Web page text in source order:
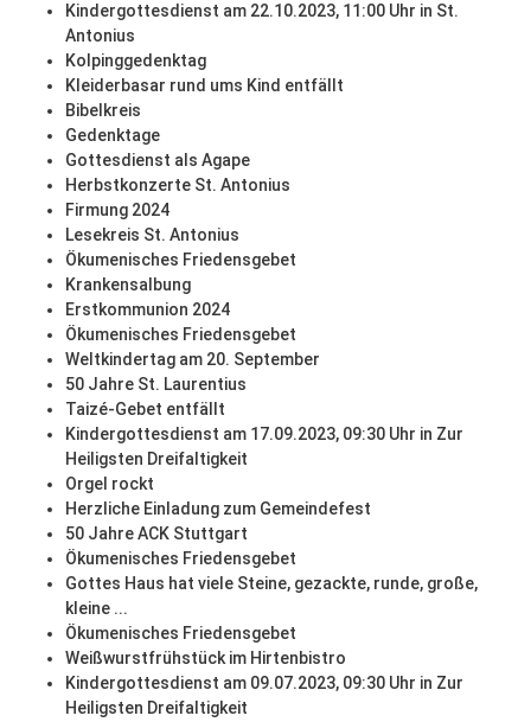
Kindergottesdienst am 22.10.2023, 11:00 Uhr in St.
Antonius
Kolpinggedenktag
Kleiderbasar rund ums Kind entfällt
Bibelkreis
Gedenktage
Gottesdienst als Agape
Herbstkonzerte St. Antonius
Firmung 2024
Lesekreis St. Antonius
Ökumenisches Friedensgebet
Krankensalbung
Erstkommunion 2024
Ökumenisches Friedensgebet
Weltkindertag am 20. September
50 Jahre St. Laurentius
Taizé-Gebet entfällt
Kindergottesdienst am 17.09.2023, 09:30 Uhr in Zur
Heiligsten Dreifaltigkeit
Orgel rockt
Herzliche Einladung zum Gemeindefest
50 Jahre ACK Stuttgart
Ökumenisches Friedensgebet
Gottes Haus hat viele Steine, gezackte, runde, große,
kleine ...
Ökumenisches Friedensgebet
Weißwurstfrühstück im Hirtenbistro
Kindergottesdienst am 09.07.2023, 09:30 Uhr in Zur
Heiligsten Dreifaltigkeit